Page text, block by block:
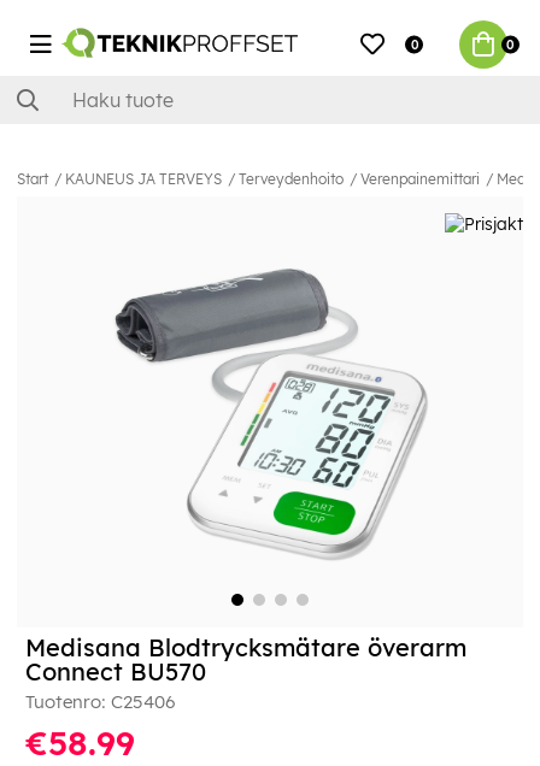
0 0
Start KAUNEUS JA TERVEYS Terveydenhoito Verenpainemittari
Medisana Blodtrycksmätare överarm
Connect BU570
Tuotenro: C25406
€58.99